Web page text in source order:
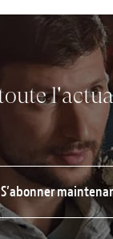
S’abonner